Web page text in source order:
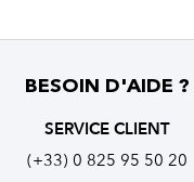
BESOIN D'AIDE ?
SERVICE CLIENT
(+33) 0 825 95 50 20